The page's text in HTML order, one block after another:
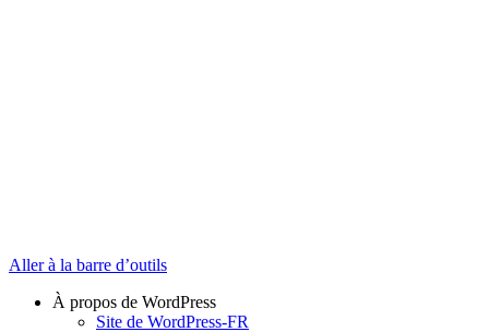
Aller à la barre d’outils
À propos de WordPress
Site de WordPress-FR